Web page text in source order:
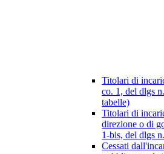
Titolari di
co. 1, del dlgs
tabelle)
Titolari di
direzione o di
1-bis, del dlgs
Cessati